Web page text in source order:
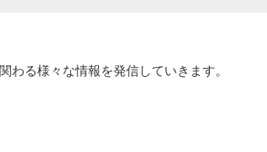
わる様々な情報を発信していきます。